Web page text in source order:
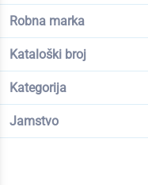
Robna marka
Kataloški broj
Kategorija
Jamstvo